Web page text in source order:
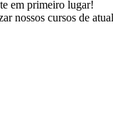
em primeiro lugar!
nossos cursos de